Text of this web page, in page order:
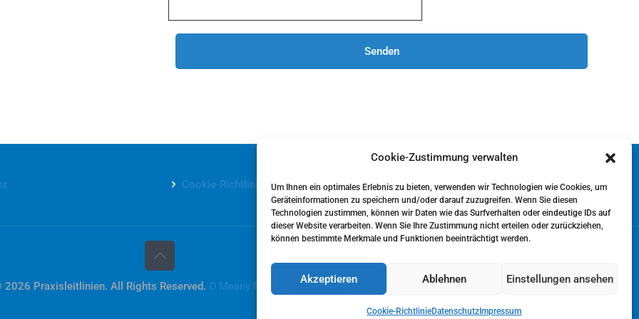
Cookie-Zustimmung verwalten
Um Ihnen ein optimales Erlebnis zu bieten, verwenden wir Technologien wie Cookies, um
Geräteinformationen zu speichern und/oder darauf zuzugreifen. Wenn Sie diesen
Technologien zustimmen, können wir Daten wie das Surfverhalten oder eindeutige IDs auf
dieser Website verarbeiten. Wenn Sie Ihre Zustimmung nicht erteilen oder zurückziehen,
können bestimmte Merkmale und Funktionen beeinträchtigt werden.
Akzeptieren Ablehnen Einstellungen ansehen
Cookie-RichtlinieDatenschutz Impressum
Cookie-Richtlinie (EU)
2026 Praxisleitlinien. All Rights Reserved. O Meany MD&PM GmbH